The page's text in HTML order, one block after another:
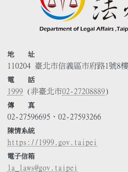
地 址
110204 臺北市信義區市府路1號8
電 話
1999 (非臺北市02-27208889)
傳 真
02-27596695、02-27593266
陳情系統
https://1999.gov.taipei
電子信箱
la_laws@gov.taipei